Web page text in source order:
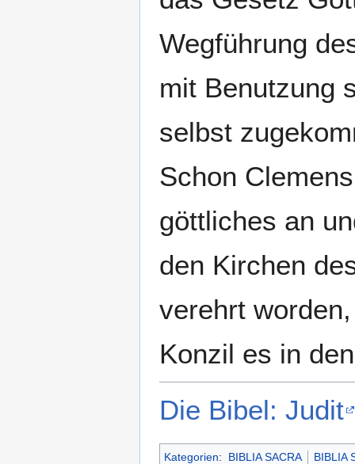
Wegführung
mit Benutzung
selbst
Schon
göttliches an
den Kirchen
verehrt
Konzil es in
Die Bibel: Judit
Kategorien: BIBLIA SACRA BIBLIA